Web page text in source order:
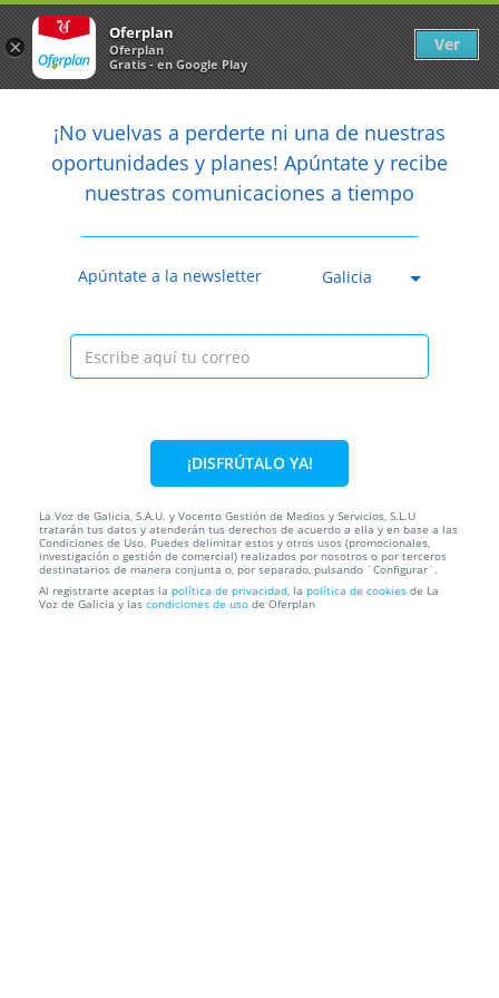

Caducada
Anterior
50% 30€ 15€
Excelente menú mexicano artesanal: Nachos,
quesadillas, burr...
Vinoteca Confort A Coruña
arrow_back Newsletter
¡No vuelvas a perderte ni una de nuestras
oportunidades y planes! Apúntate y recibe
nuestras comunicaciones a tiempo
Apúntate a la newsletter Galicia
¡DISFRÚTALO YA!
La Voz de Galicia, S.A.U. y Vocento Gestión de Medios y Servicios, S.L.U
tratarán tus datos y atenderán tus derechos de acuerdo a ella y en base a las
Condiciones de Uso. Puedes delimitar estos y otros usos (promocionales,
investigación o gestión de comercial) realizados por nosotros o por terceros
destinatarios de manera conjunta o, por separado, pulsando ¨Configurar¨.
Al registrarte aceptas la política de privacidad, la política de cookies de La
Voz de Galicia y las condiciones de uso de Oferplan
×
Oferplan
Oferplan
Gratis - en Google Play
Ver